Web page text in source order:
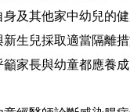
身及其他家中幼兒的
新生兒採取適當隔離
籲家長與幼童都應養